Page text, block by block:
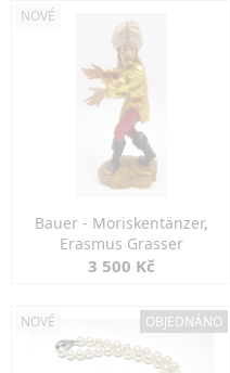
NOVÉ
Bauer - Moriskentänzer,
Erasmus Grasser
3 500 Kč
NOVÉ OBJEDNÁNO